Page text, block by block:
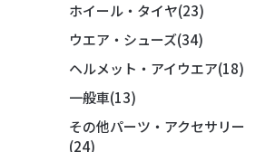
ホイール・タイヤ(23)
ウエア・シューズ(34)
ヘルメット・アイウエア(18)
一般車(13)
その他パーツ・アクセサリー
(24)